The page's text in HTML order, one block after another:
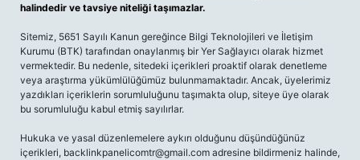
halindedir ve tavsiye niteliği taşımazlar.
Sitemiz, 5651 Sayılı Kanun gereğince Bilgi Teknolojileri ve İletişim
Kurumu (BTK) tarafından onaylanmış bir Yer Sağlayıcı olarak hizmet
vermektedir. Bu nedenle, sitedeki içerikleri proaktif olarak denetleme
veya araştırma yükümlülüğümüz bulunmamaktadır. Ancak, üyelerimiz
yazdıkları içeriklerin sorumluluğunu taşımakta olup, siteye üye olarak
bu sorumluluğu kabul etmiş sayılırlar.
Hukuka ve yasal düzenlemelere aykırı olduğunu düşündüğünüz
içerikleri, backlinkpanelicomtr@gmail.com adresine bildirmeniz halinde,